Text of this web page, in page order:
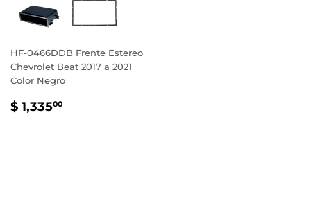
HF-0466DDB Frente Estereo
Chevrolet Beat 2017 a 2021
Color Negro
PRECIO
$ 1,33500